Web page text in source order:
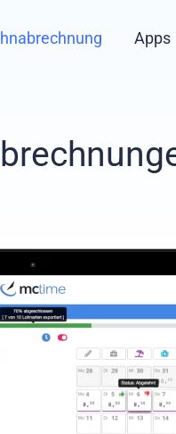
Apps